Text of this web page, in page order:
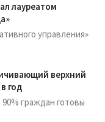
лауреатом
управления»
верхний
год
граждан готовы